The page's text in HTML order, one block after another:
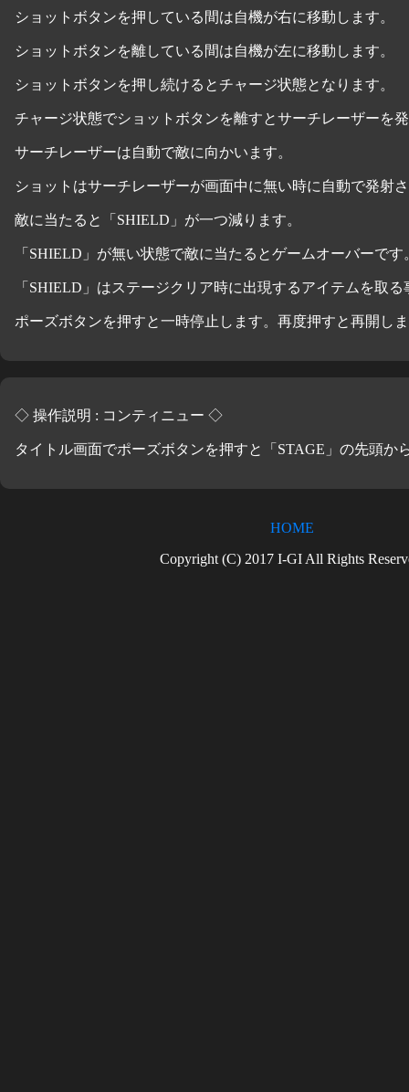
ショットボタンを押している間は自機が右に移動します。
ショットボタンを離している間は自機が左に移動します。
ショットボタンを押し続けるとチャージ状態となります。
チャージ状態でショットボタンを離すとサーチレーザーを
サーチレーザーは自動で敵に向かいます。
ショットはサーチレーザーが画面中に無い時に自動で発射
敵に当たると「SHIELD」が一つ減ります。
「SHIELD」が無い状態で敵に当たるとゲームオーバーです
「SHIELD」はステージクリア時に出現するアイテムを取
ポーズボタンを押すと一時停止します。再度押すと再開し
◇ 操作説明 : コンティニュー ◇
タイトル画面でポーズボタンを押すと「STAGE」の先頭か
HOME
Copyright (C) 2017 I-GI All Rights